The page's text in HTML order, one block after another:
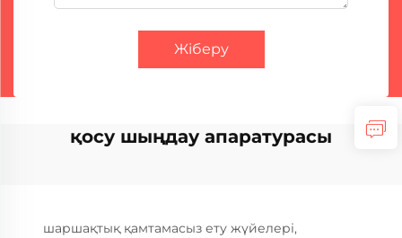
Жіберу
қосу шыңдау апаратурасы
шаршақтық қамтамасыз ету жүйелері,